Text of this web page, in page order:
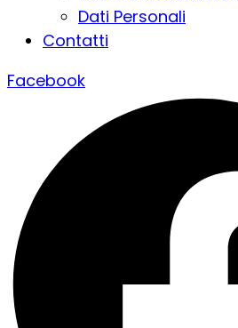
Dati Personali
Contatti
Facebook